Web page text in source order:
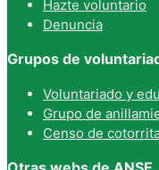
Hazte voluntario
Denuncia
Grupos de
Voluntariado y
Grupo de
Censo de